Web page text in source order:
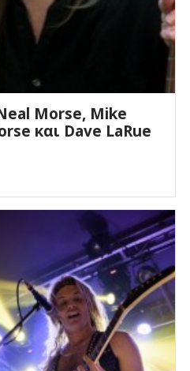
Morse, Mike
και Dave LaRue